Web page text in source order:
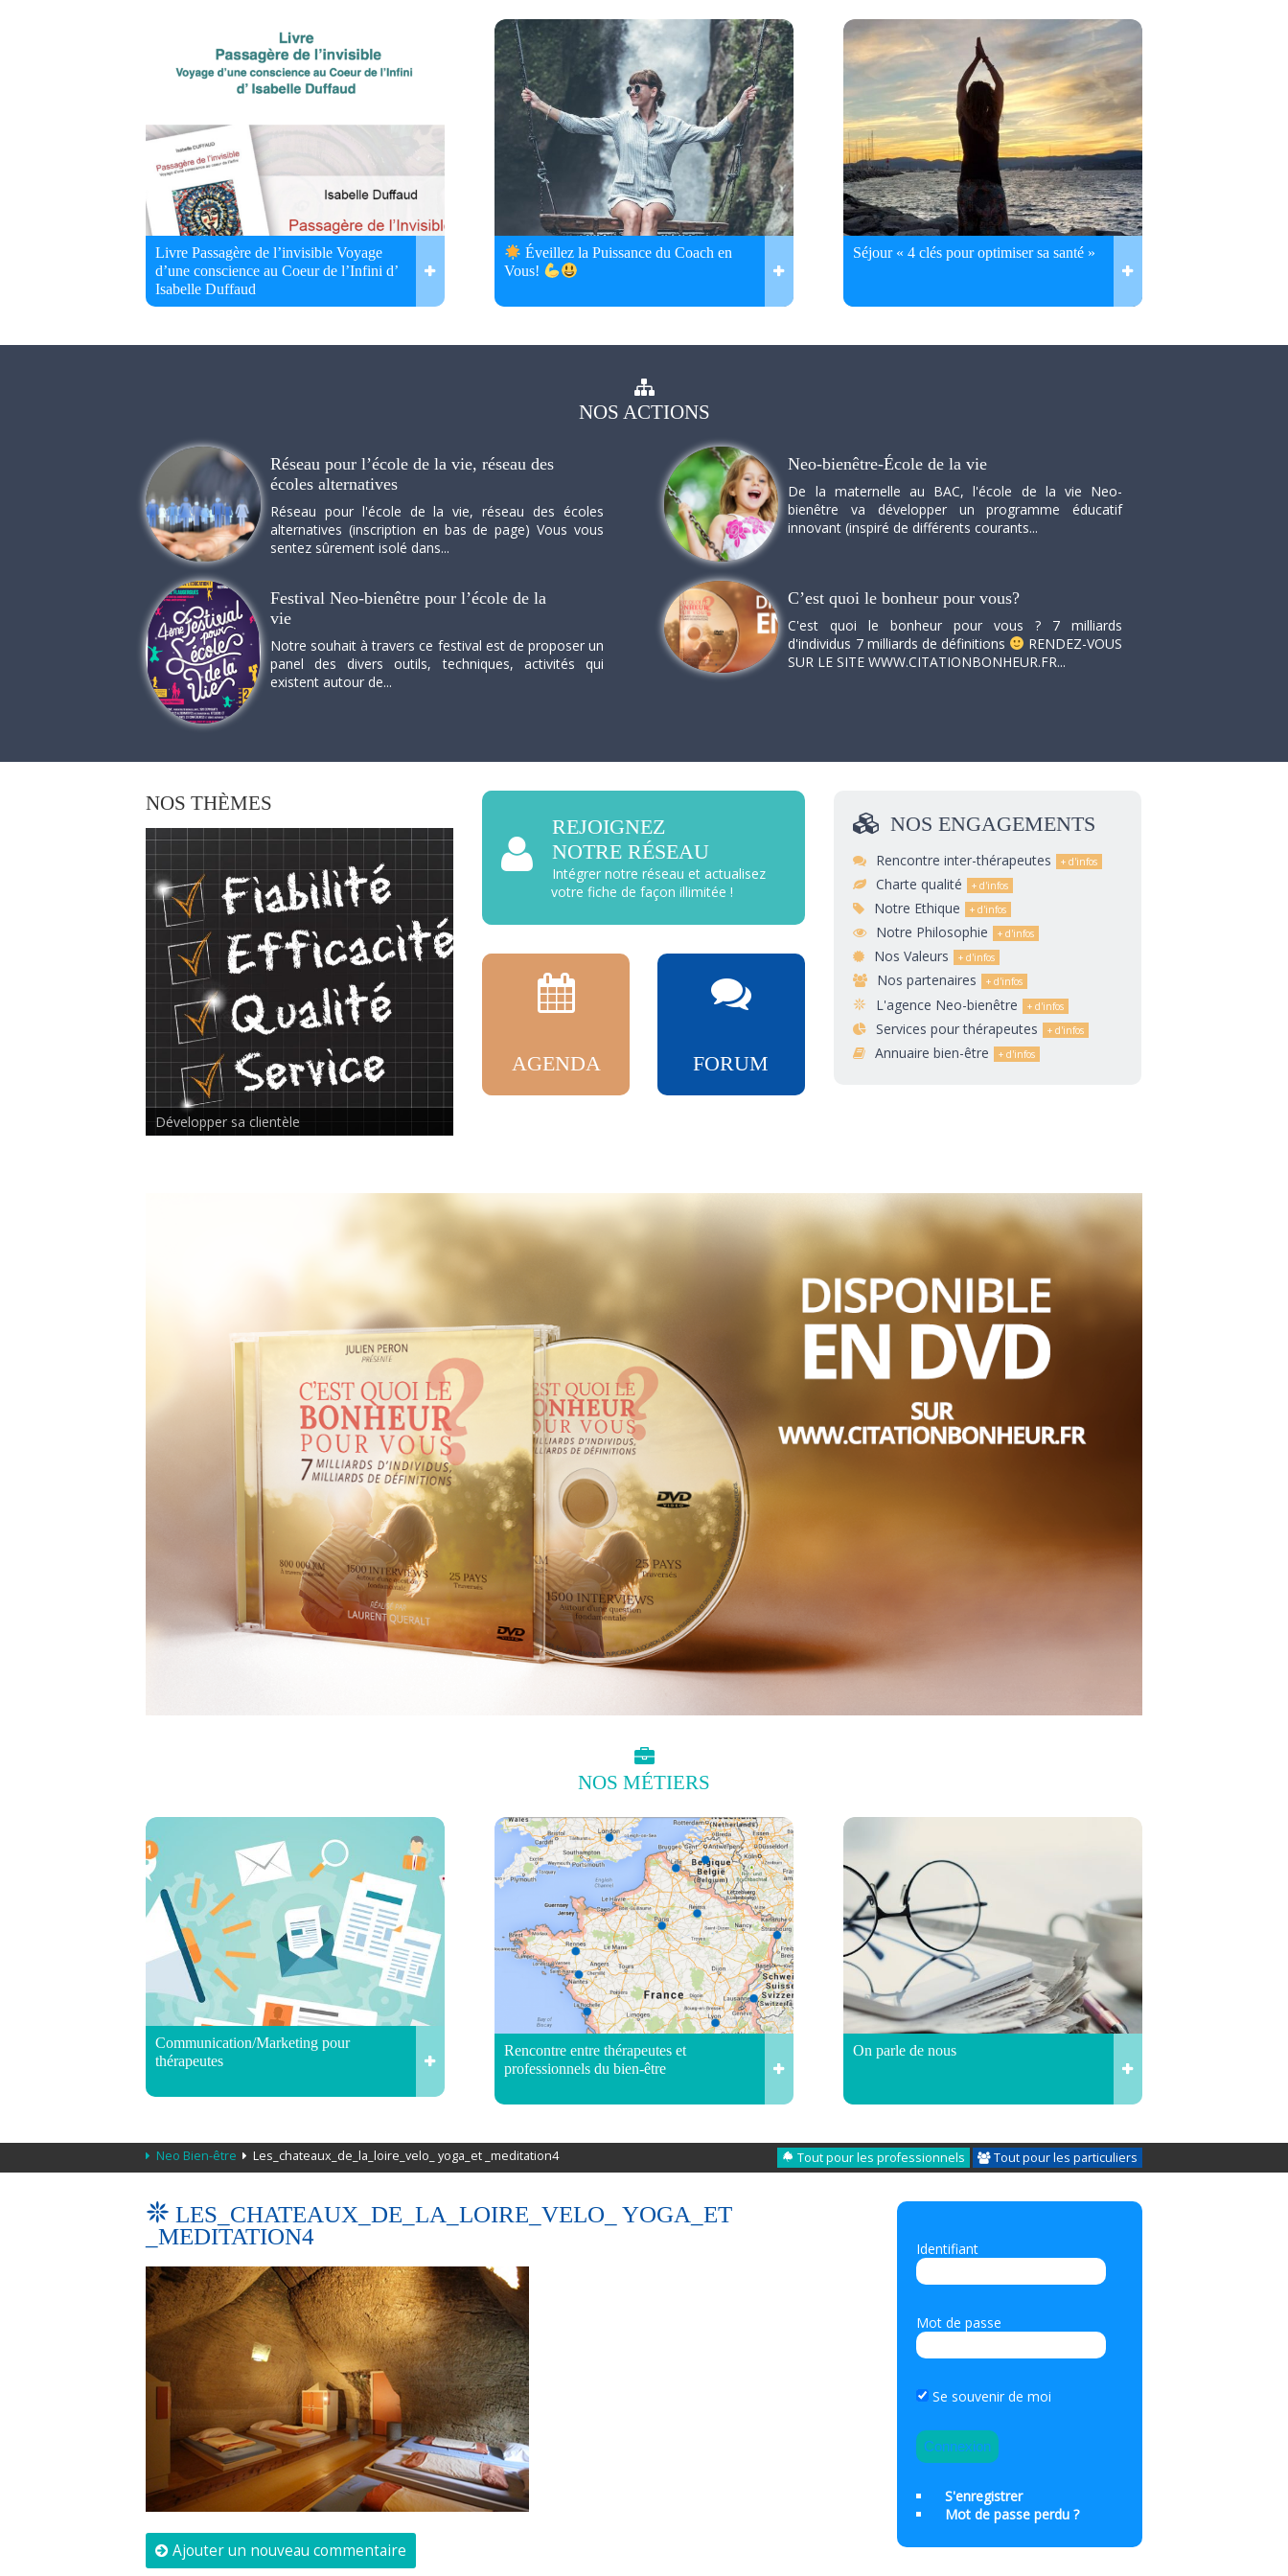
Livre Passagère de l’invisible Voyage
d’une conscience au Coeur de l’Infini d’
Isabelle Duffaud
Éveillez la Puissance du Coach en
Vous!
Séjour « 4 clés pour optimiser sa santé »
NOS ACTIONS
Réseau pour l’école de la vie, réseau des
écoles alternatives
Réseau pour l'école de la vie, réseau des écoles
alternatives (inscription en bas de page) Vous vous
sentez sûrement isolé dans...
Neo-bienêtre-École de la vie
De la maternelle au BAC, l'école de la vie Neo-
bienêtre va développer un programme éducatif
innovant (inspiré de différents courants...
Festival Neo-bienêtre pour l’école de la
vie
Notre souhait à travers ce festival est de proposer un
panel des divers outils, techniques, activités qui
existent autour de...
C’est quoi le bonheur pour vous?
C'est quoi le bonheur pour vous ? 7 milliards
d'individus 7 milliards de définitions
RENDEZ-VOUS
SUR LE SITE WWW.CITATIONBONHEUR.FR...
NOS THÈMES
Rencontre inter-thérapeutes
REJOIGNEZ
NOTRE RÉSEAU
Intégrer notre réseau et actualisez
votre fiche de façon illimitée !
AGENDA FORUM
NOS ENGAGEMENTS
Rencontre inter-thérapeutes
Charte qualité
Notre Ethique
Notre Philosophie
Nos Valeurs
Nos partenaires
L'agence Neo-bienêtre
Services pour thérapeutes
Annuaire bien-être
NOS MÉTIERS
Communication/Marketing pour
thérapeutes
Rencontre entre thérapeutes et
professionnels du bien-être
On parle de nous
Neo Bien-être Les_chateaux_de_la_loire_velo_ yoga_et _meditation4 Tout pour les professionnels Tout pour les particuliers
LES_CHATEAUX_DE_LA_LOIRE_VELO_ YOGA_ET
_MEDITATION4
Ajouter un nouveau commentaire
Identifiant
Mot de passe
Se souvenir de moi
S'enregistrer
Mot de passe perdu ?